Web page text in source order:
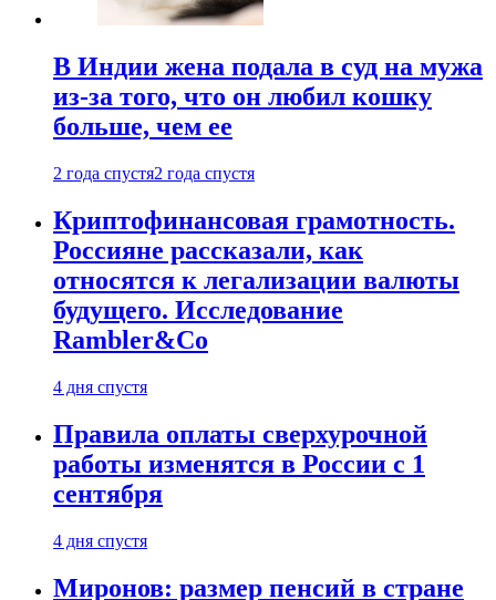
В Индии жена подала в суд на мужа
из-за того, что он любил кошку
больше, чем ее
2 года спустя2 года спустя
Криптофинансовая грамотность.
Россияне рассказали, как
относятся к легализации валюты
будущего. Исследование
Rambler&Co
4 дня спустя
Правила оплаты сверхурочной
работы изменятся в России с 1
сентября
4 дня спустя
Миронов: размер пенсий в стране